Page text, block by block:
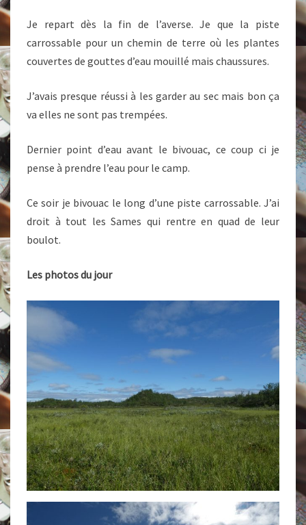
Je repart dès la fin de l’averse. Je que la piste
carrossable pour un chemin de terre où les plantes
couvertes de gouttes d’eau mouillé mais chaussures.
J’avais presque réussi à les garder au sec mais bon ça
va elles ne sont pas trempées.
Dernier point d’eau avant le bivouac, ce coup ci je
pense à prendre l’eau pour le camp.
Ce soir je bivouac le long d’une piste carrossable. J’ai
droit à tout les Sames qui rentre en quad de leur
boulot.
Les photos du jour